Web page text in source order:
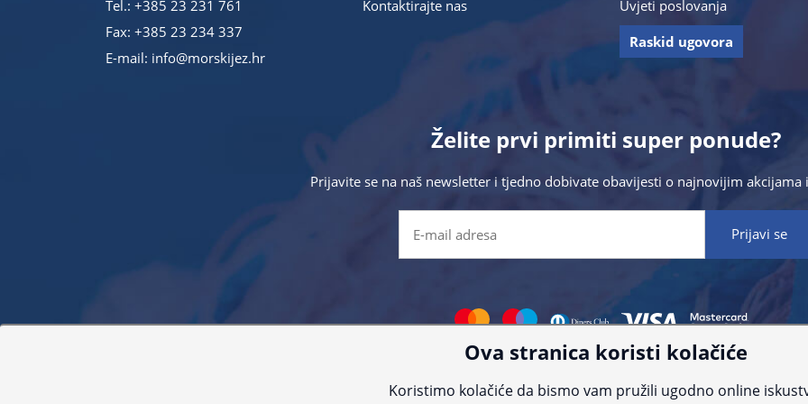
Tel.: +385 23 231 761
Fax: +385 23 234 337
E-mail: info@morskijez.hr
Kontaktirajte nas
Uvjeti poslovanja
Raskid ugovora
Želite prvi primiti super ponude?
Prijavite se na naš newsletter i tjedno dobivate obavijesti o najnovijim akcijama
proizvoda. Za najažurnije informacije kontaktirajte nas putem telefona:+385 23 231 761ili e-
Ova stranica koristi kolačiće
Koristimo kolačiće da bismo vam pružili ugodno online